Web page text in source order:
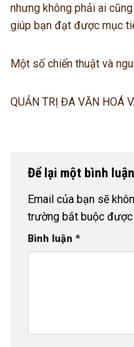
nhưng không phải ai
giúp bạn đạt được mục
Một số chiến thuật và
QUẢN TRỊ ĐA VĂN HOÁ
Để lại một bình luận
Email của bạn sẽ
trường bắt buộc được
Bình luận *